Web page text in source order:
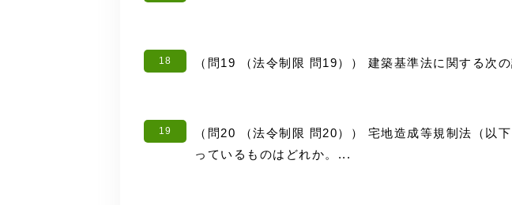
18 （問19 （法令制限 問19）） 建築基準法に関する次
19
（問20 （法令制限 問20）） 宅地造成等規制法（以
っているものはどれか。...